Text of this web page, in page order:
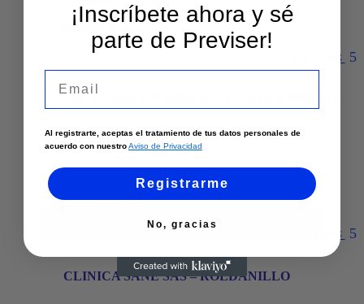
Ciudad:
Ver más
Teléfono:3172542489
Cl 10 5 49
Ciudad:Roldanillo
Ver más
CLINICA SANE SAS – ROLDANILLO
¡Inscríbete ahora y sé
parte de Previser!
Al registrarte, aceptas el tratamiento de tus datos personales de
acuerdo con nuestroAviso de Privacidad
Registrarme
No, gracias